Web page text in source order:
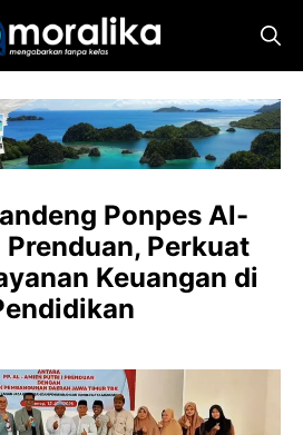
Ponpes Al-
Perkuat
Keuangan di